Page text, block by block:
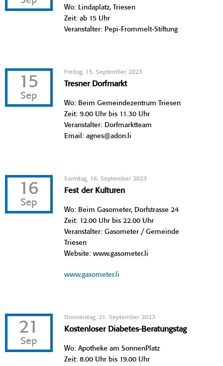
Wo: Lindaplatz, Triesen
Zeit: ab 15 Uhr
Veranstalter: Pepi-Frommelt-Stiftung
15
Sep
Freitag, 15. September 2023
Tresner Dorfmarkt
Wo: Beim Gemeindezentrum Triesen
Zeit: 9.00 Uhr bis 11.30 Uhr
Veranstalter: Dorfmarktteam
Email: agnes@adon.li
16
Sep
Samstag, 16. September 2023
Fest der Kulturen
Wo: Beim Gasometer, Dorfstrasse 24
Zeit: 12.00 Uhr bis 22.00 Uhr
Veranstalter: Gasometer / Gemeinde
Triesen
Website: www.gasometer.li
www.gasometer.li
21
Sep
Donnerstag, 21. September 2023
Kostenloser Diabetes-Beratungstag
Wo: Apotheke am SonnenPlatz
Zeit: 8.00 Uhr bis 19.00 Uhr